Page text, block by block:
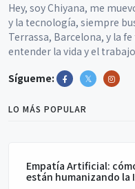
Hey, soy Chiyana, me
y la tecnología, siempre
Terrassa, Barcelona, y la
entender la vida y el
Sígueme:
LO MÁS POPULAR
Empatía Artificial:
están humanizando la